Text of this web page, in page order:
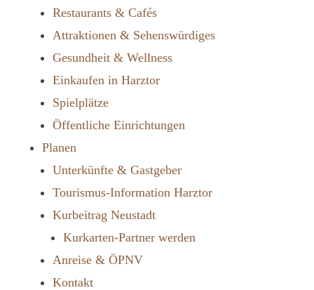
Restaurants & Cafés
Attraktionen & Sehenswürdiges
Gesundheit & Wellness
Einkaufen in Harztor
Spielplätze
Öffentliche Einrichtungen
Planen
Unterkünfte & Gastgeber
Tourismus-Information Harztor
Kurbeitrag Neustadt
Kurkarten-Partner werden
Anreise & ÖPNV
Kontakt